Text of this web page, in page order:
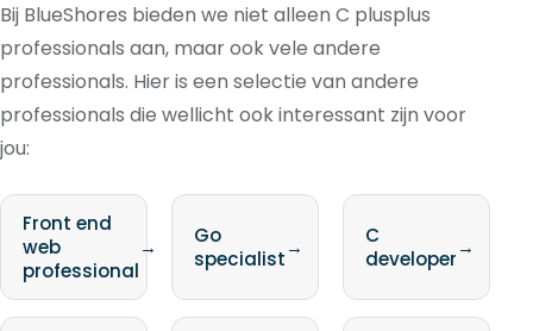
Bij BlueShores bieden we niet alleen C plusplus
professionals aan, maar ook vele andere
professionals. Hier is een selectie van andere
professionals die wellicht ook interessant zijn voor
jou:
Front end
web
professional
→
Go
specialist→
C
developer→